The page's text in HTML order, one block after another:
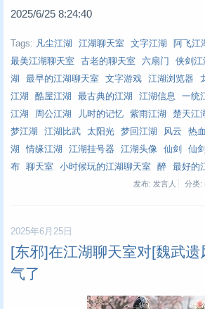
2025/6/25 8:24:40
Tags: 凡尘江湖 江湖聊天室 文字江湖 阿飞江
最美江湖聊天室
古老的聊天室 六扇门 侠剑江
湖
最早的江湖聊天室 文字游戏 江湖浏览器
江湖
酷屋江湖 最古典的江湖 江湖信息 一统
江湖
周公江湖 儿时的记忆 紫雨江湖 楚天江
梦江湖
江湖比武 太阳光 梦回江湖 风云 热
湖
情缘江湖 江湖挂号器 江湖头像 仙剑 仙
布
聊天室 小时候玩的江湖聊天室 醉 最好的
发布: 发言人 分类:
2025年6月25日
[东邪]在江湖聊天室对[魏武
气了